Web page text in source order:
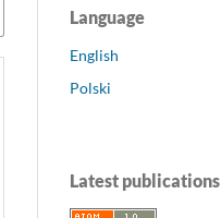
Language
English
Polski
Latest publications